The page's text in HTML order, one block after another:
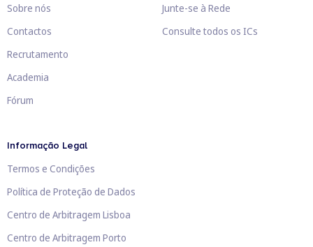
Sobre nós
Contactos
Recrutamento
Academia
Fórum
Junte-se à Rede
Consulte todos os ICs
Informação Legal
Termos e Condições
Política de Proteção de Dados
Centro de Arbitragem Lisboa
Centro de Arbitragem Porto